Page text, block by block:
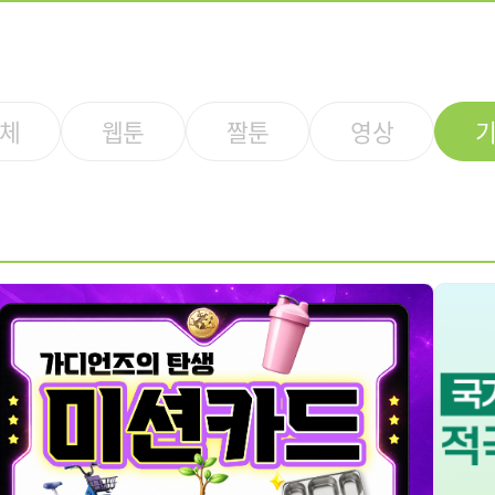
웹툰 짤툰 영상